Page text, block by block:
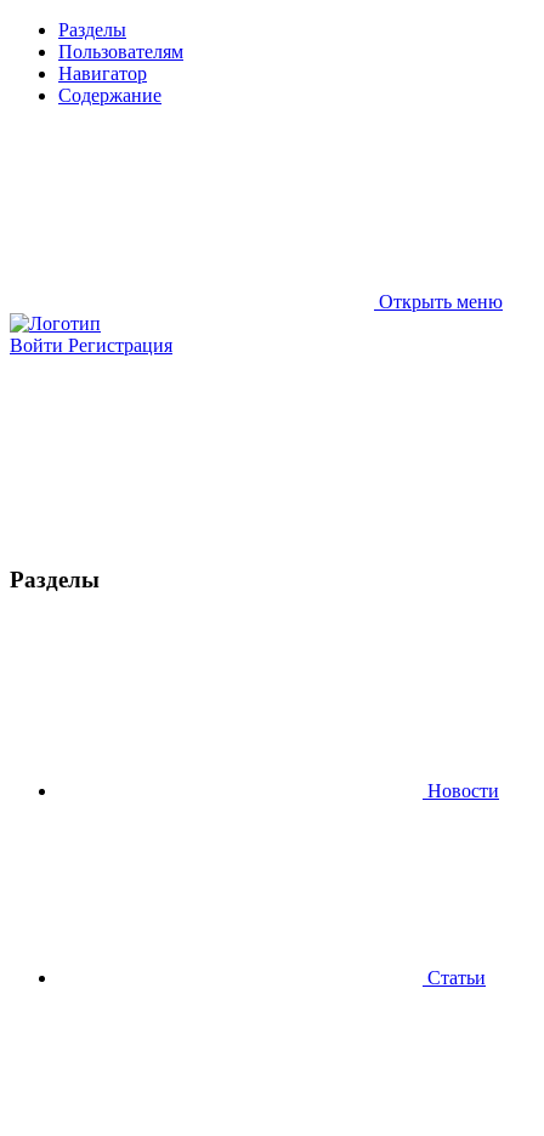
Разделы
Пользователям
Навигатор
Содержание
Открыть меню
Войти Регистрация
Разделы
Новости
Статьи